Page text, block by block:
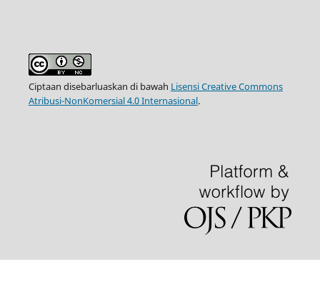
Ciptaan disebarluaskan di bawah Lisensi Creative Commons
Atribusi-NonKomersial 4.0 Internasional.